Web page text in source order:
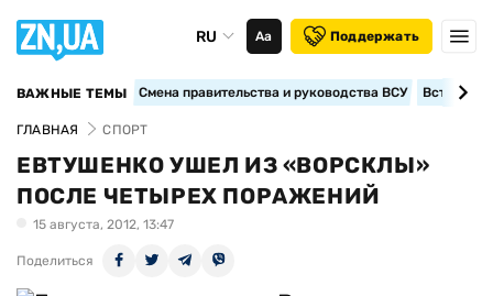
RU Аа Поддержать
ВАЖНЫЕ ТЕМЫ Смена правительства и руководства ВСУ
ГЛАВНАЯ СПОРТ
ЕВТУШЕНКО УШЕЛ ИЗ «ВОРСКЛЫ»
ПОСЛЕ ЧЕТЫРЕХ ПОРАЖЕНИЙ
15 августа, 2012, 13:47
Поделиться